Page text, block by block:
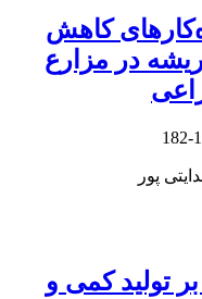
کاهش
در مزارع
پور
تولید کمی و